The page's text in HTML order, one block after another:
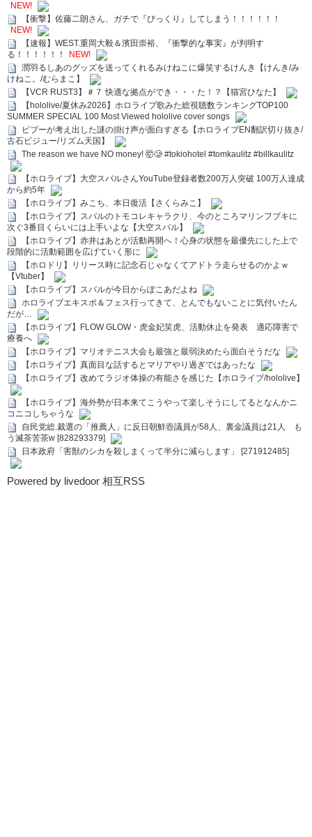
NEW!
【衝撃】佐藤二朗さん、ガチで『びっくり』してしまう！！！！！！
NEW!
【速報】WEST.重岡大毅＆濱田崇裕、『衝撃的な事実』が判明す
る！！！！！！
NEW!
潤羽るしあのグッズを送ってくれるみけねこに爆笑するけんき【けんき/み
けねこ。/むらまこ】
【VCR RUST3】＃７ 快適な拠点ができ・・・た！？【猫宮ひなた】
【hololive/夏休み2026】ホロライブ歌みた総視聴数ランキングTOP100
SUMMER SPECIAL 100 Most Viewed hololive cover songs
ビブーが考え出した謎の掛け声が面白すぎる【ホロライブEN翻訳切り抜き/
古石ビジュー/リズム天国】
The reason we have NO money! 🤯🥲 #tokiohotel #tomkaulitz #billkaulitz
【ホロライブ】大空スバルさんYouTube登録者数200万人突破 100万人達成
から約5年
【ホロライブ】みこち、本日復活【さくらみこ】
【ホロライブ】スバルのトモコレキャラクリ、今のところマリンフブキに
次ぐ3番目くらいには上手いよな【大空スバル】
【ホロライブ】赤井はあとが活動再開へ！心身の状態を最優先にした上で
段階的に活動範囲を広げていく形に
【ホロドリ】リリース時に記念石じゃなくてアドトラ走らせるのかよｗ
【Vtuber】
【ホロライブ】スバルが今日からぽこあだよね
ホロライブエキスポ＆フェス行ってきて、とんでもないことに気付いたん
だが…
【ホロライブ】FLOW GLOW・虎金妃笑虎、活動休止を発表 適応障害で
療養へ
【ホロライブ】マリオテニス大会も最強と最弱決めたら面白そうだな
【ホロライブ】真面目な話するとマリアやり過ぎではあったな
【ホロライブ】改めてラジオ体操の有能さを感じた【ホロライブ/hololive】
【ホロライブ】海外勢が日本来てこうやって楽しそうにしてるとなんかニ
コニコしちゃうな
自民党総.裁選の「推薦人」に反日朝鮮壺議員が58人、裏金議員は21人 も
う滅茶苦茶w [828293379]
日本政府「害獣のシカを殺しまくって半分に減らします」 [271912485]
Powered by livedoor 相互RSS